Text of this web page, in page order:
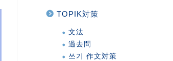
TOPIK対策
文法
過去問
쓰기 作文対策